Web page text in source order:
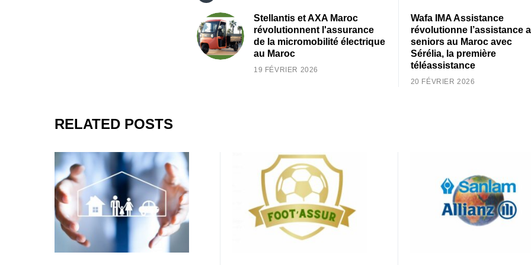
Stellantis et AXA Maroc
révolutionnent l'assurance
de la micromobilité électrique
au Maroc
19 FÉVRIER 2026
Wafa IMA Assistance
révolutionne l’assistance
seniors au Maroc avec
Sérélia, la première
téléassistance
20 FÉVRIER 2026
RELATED POSTS